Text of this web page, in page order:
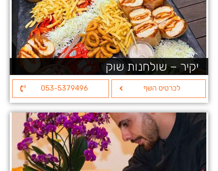
יקיר – שולחנות שוק
לכרטיס השף 053-5379496